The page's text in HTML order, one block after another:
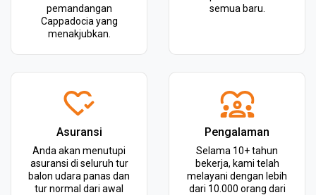
pemandangan
Cappadocia yang
menakjubkan.
semua baru.
Asuransi
Anda akan menutupi
asuransi di seluruh tur
balon udara panas dan
tur normal dari awal
Pengalaman
Selama 10+ tahun
bekerja, kami telah
melayani dengan lebih
dari 10.000 orang dari